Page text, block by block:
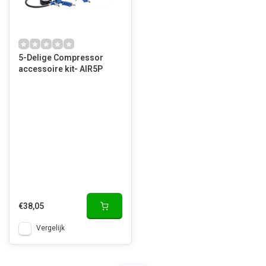
5-Delige Compressor
accessoire kit- AIR5P
€38,05
Vergelijk